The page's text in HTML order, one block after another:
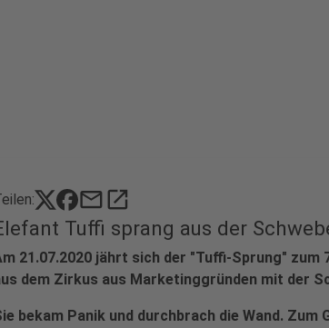
mailopen_in_new
Tuffi sprang aus der
21.07.2020 jährt sich der "Tuffi-Sprung" zum
dem Zirkus aus Marketinggründen mit der
bekam Panik und durchbrach die Wand.